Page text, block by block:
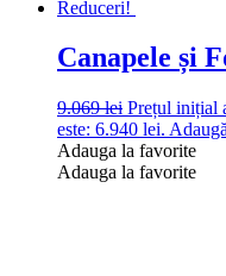
Reduceri!
Canapele și
9.069lei Prețul inițial
este: 6.940 lei.
Adauga la favorite
Adauga la favorite